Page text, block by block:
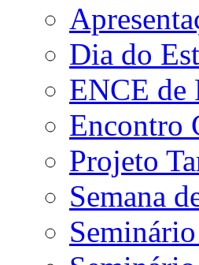
Dia do
ENCE de
Encontro
Projeto
Semana